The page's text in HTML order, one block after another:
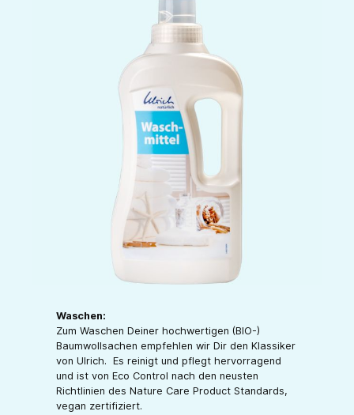
Waschen:
Zum Waschen Deiner hochwertigen (BIO-)
Baumwollsachen empfehlen wir Dir den Klassiker
von Ulrich. Es reinigt und pflegt hervorragend
und ist von Eco Control nach den neusten
Richtlinien des Nature Care Product Standards,
vegan zertifiziert.